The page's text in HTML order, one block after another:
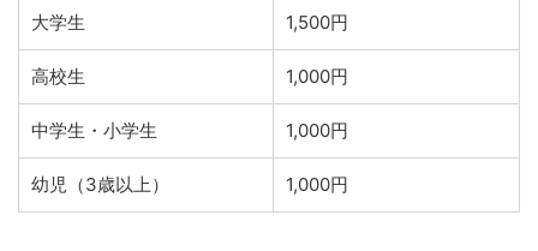
大学生 1,500円
高校生 1,000円
中学生・小学生 1,000円
幼児（3歳以上） 1,000円